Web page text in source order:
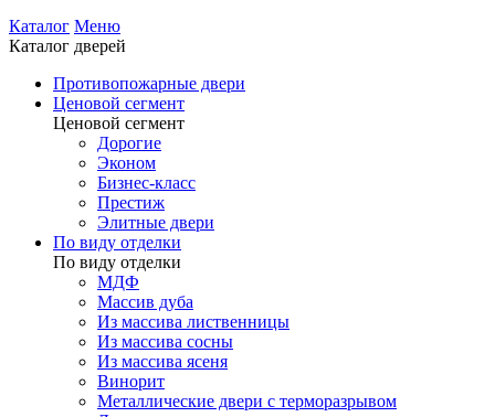
Каталог Меню
Каталог дверей
Противопожарные двери
Ценовой сегмент
Ценовой сегмент
Дорогие
Эконом
Бизнес-класс
Престиж
Элитные двери
По виду отделки
По виду отделки
МДФ
Массив дуба
Из массива лиственницы
Из массива сосны
Из массива ясеня
Винорит
Металлические двери с терморазрывом